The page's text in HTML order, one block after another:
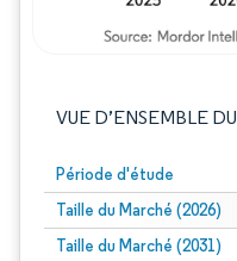
VUE D’ENSEMBLE
Période d'étude
Taille du Marché (2026)
Taille du Marché (2031)